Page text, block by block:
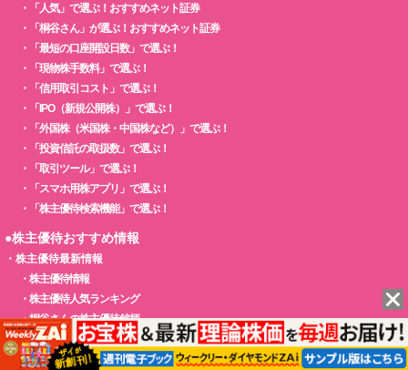
・
「人気」で選ぶ！おすすめネット証券
・
「桐谷さん」が選ぶ！おすすめネット証券
・
「最短の口座開設日数」で選ぶ！
・
「現物株手数料」で選ぶ！
・
「信用取引コスト」で選ぶ！
・
「IPO（新規公開株）」で選ぶ！
・
「外国株（米国株・中国株など）」で選ぶ！
・
「投資信託の取扱数」で選ぶ！
・
「取引ツール」で選ぶ！
・
「スマホ用株アプリ」で選ぶ！
・
「株主優待検索機能」で選ぶ！
●株主優待おすすめ情報
・ 株主優待最新情報
・ 株主優待情報
・ 株主優待人気ランキング
・桐谷さんの株主優待銘柄
・株主優待【新設・変更・廃止】最新ニュース